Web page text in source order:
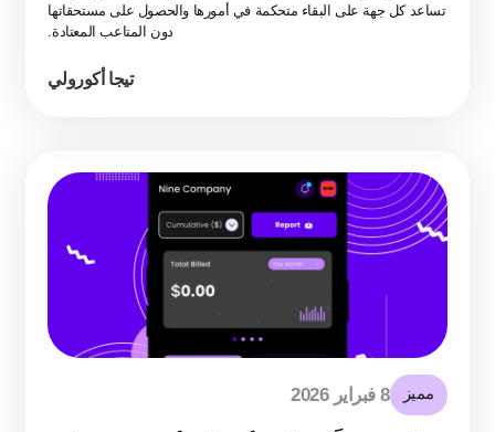
تساعد كل جهة على البقاء متحكمة في أمورها والحصول على مستحقاتها
دون المتاعب المعتادة.
تيجا أكورولي
مميز 8 فبراير 2026